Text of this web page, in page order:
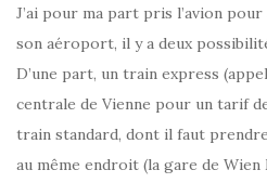
J’ai pour ma part pris l’avion
son aéroport, il y a deux
D’une part, un train express
centrale de Vienne pour un tarif
train standard, dont il faut
au même endroit (la gare de